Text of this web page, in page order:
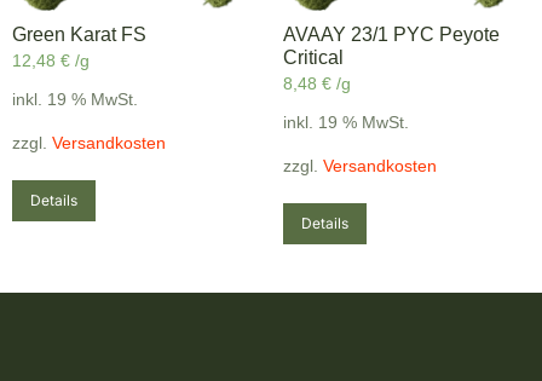
Green Karat FS
12,48 € /g
inkl. 19 % MwSt.
zzgl. Versandkosten
Details
AVAAY 23/1 PYC Peyote
Critical
8,48 € /g
inkl. 19 % MwSt.
zzgl. Versandkosten
Details